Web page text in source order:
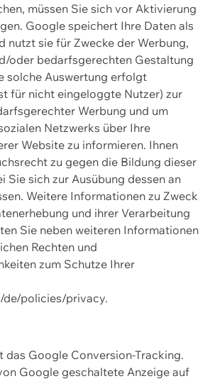
müssen Sie sich vor Aktivierung
Google speichert Ihre Daten als
nutzt sie für Zwecke der Werbung,
oder bedarfsgerechten Gestaltung
solche Auswertung erfolgt
für nicht eingeloggte Nutzer) zur
Werbung und um
Netzwerks über Ihre
Website zu informieren. Ihnen
zu gegen die Bildung dieser
Sie sich zur Ausübung dessen an
Weitere Informationen zu Zweck
und ihrer Verarbeitung
Sie neben weiteren Informationen
Rechten und
zum Schutze Ihrer
policies/privacy.
das Google Conversion-Tracking.
Google geschaltete Anzeige auf